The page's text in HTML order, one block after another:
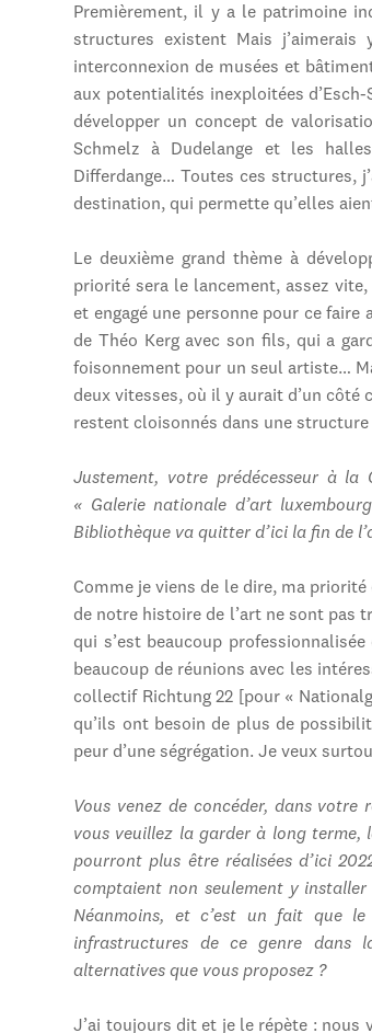
Premièrement, il y a le patrimoine
structures existent Mais
interconnexion de musées et
aux potentialités inexploitées
développer un concept de
Schmelz à Dudelange et les
Differdange… Toutes ces structures,
destination, qui permette qu’elles
Le deuxième grand thème à
priorité sera le lancement, assez
et engagé une personne pour ce faire
de Théo Kerg avec son fils, qui a
foisonnement pour un seul artiste…
deux vitesses, où il y aurait d’un côté
restent cloisonnés dans une structure
Justement, votre prédécesseur à
« Galerie nationale d’art
Bibliothèque va quitter d’ici la fin de
Comme je viens de le dire, ma
de notre histoire de l’art ne sont pas
qui s’est beaucoup
beaucoup de réunions avec les
collectif Richtung 22 [pour «
qu’ils ont besoin de plus de
peur d’une ségrégation. Je veux
Vous venez de concéder, dans
vous veuillez la garder à long
pourront plus être réalisées d’ici
comptaient non seulement y
Néanmoins, et c’est un fait que
infrastructures de ce genre dans
alternatives que vous proposez ?
J’ai toujours dit et je le répète :